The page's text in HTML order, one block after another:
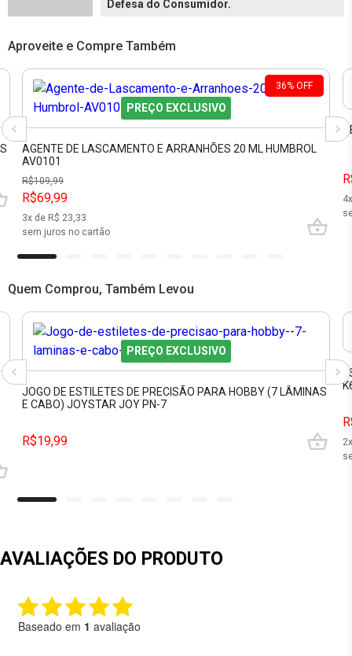
Defesa do Consumidor.
Aproveite e Compre Também
36% OFF
PREÇO EXCLUSIVO
AGENTE DE LASCAMENTO E ARRANHÕES 20 ML HUMBROL
AV0101
R$109,99
R$69,99
3x de R$ 23,33
sem juros no cartão
4
Quem Comprou, Também Levou
PREÇO EXCLUSIVO
JOGO DE ESTILETES DE PRECISÃO PARA HOBBY (7 LÂMINAS
E CABO) JOYSTAR JOY PN-7
R$19,99 2
AVALIAÇÕES DO PRODUTO
Baseado em 1 avaliação